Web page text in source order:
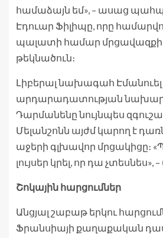
համաձայն եմ», – ասաց
Էդուար Ֆիլիպը, որը
պալատի համար
թեկնածուն։
Լիբերալ նախագահ
արդարադատության
Դարմանենը նույնպես
Մելանշոնն այժմ կարող է
աջերի գլխավոր մրցակիցը։
լույսեր կրել, որ դա չտեսնես»,
Շոկային հարցումներ
Անցյալ շաբաթ երկու
Ֆրանսիայի քաղաքական